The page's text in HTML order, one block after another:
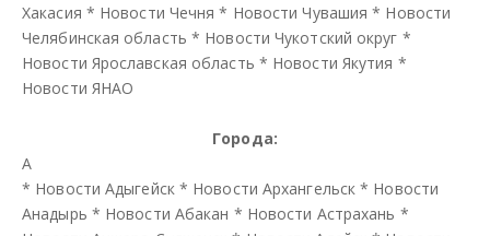
Хакасия * Новости Чечня * Новости Чувашия * Новости
Челябинская область * Новости Чукотский округ *
Новости Ярославская область * Новости Якутия *
Новости ЯНАО
Города:
А
* Новости Адыгейск* Новости Архангельск * Новости
Анадырь * Новости Абакан * Новости Астрахань *